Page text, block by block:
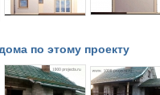
по этому проекту